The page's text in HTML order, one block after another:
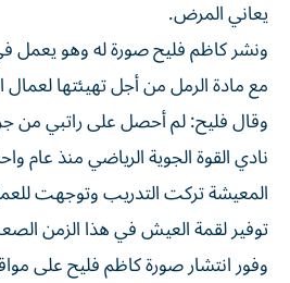
يعاني المرض.
ونشر كاظم فليح صورة له وهو يعمل
مع مادة الرمل من أجل تهيئتها لعمال
وقال فليح: لم أحصل على راتبي من
نادي القوة الجوية الرياضي منذ
المعيشة تركت التدريب وتوجهت
توفير لقمة العيش في هذا الزمن
وفور انتشار صورة كاظم فليح على